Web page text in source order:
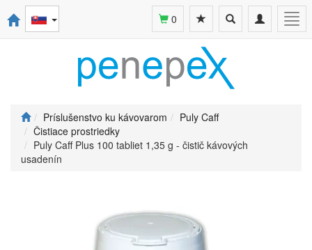
Toggle
navigation
Toggle
search
0
Príslušenstvo ku kávovarom
Puly Caff
Čistiace prostriedky
Puly Caff Plus 100 tabliet 1,35 g - čistič kávových
usadenín